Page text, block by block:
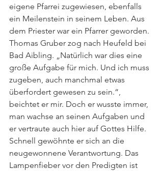
eigene Pfarrei zugewiesen, ebenfalls
ein Meilenstein in seinem Leben. Aus
dem Priester war ein Pfarrer geworden.
Thomas Gruber zog nach Heufeld bei
Bad Aibling. „Natürlich war dies eine
große Aufgabe für mich. Und ich muss
zugeben, auch manchmal etwas
überfordert gewesen zu sein.“,
beichtet er mir. Doch er wusste immer,
man wachse an seinen Aufgaben und
er vertraute auch hier auf Gottes Hilfe.
Schnell gewöhnte er sich an die
neugewonnene Verantwortung. Das
Lampenfieber vor den Predigten ist